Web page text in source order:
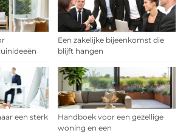
Een zakelijke bijeenkomst die
blijft hangen
een sterk
Handboek voor een gezellige
woning en een